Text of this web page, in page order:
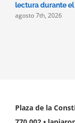
lectura durante
agosto 7th, 2026
Plaza de la